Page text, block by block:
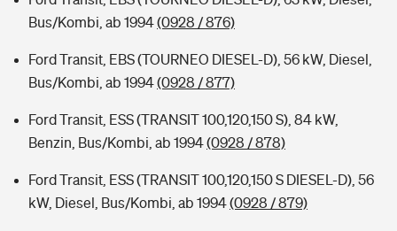
Bus/Kombi, ab 1994(0928 / 876)
Ford Transit, EBS (TOURNEO DIESEL-D), 56 kW, Diesel,
Bus/Kombi, ab 1994(0928 / 877)
Ford Transit, ESS (TRANSIT 100,120,150 S), 84 kW,
Benzin, Bus/Kombi, ab 1994(0928 / 878)
Ford Transit, ESS (TRANSIT 100,120,150 S DIESEL-D), 56
kW, Diesel, Bus/Kombi, ab 1994(0928 / 879)